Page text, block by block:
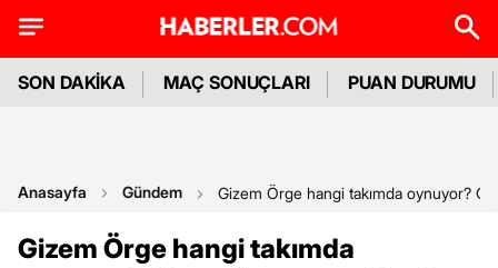
SON DAKİKA MAÇ SONUÇLARI PUAN DURUMU
Anasayfa Gündem Gizem Örge hangi takımda oynuyor?
Gizem Örge hangi takımda